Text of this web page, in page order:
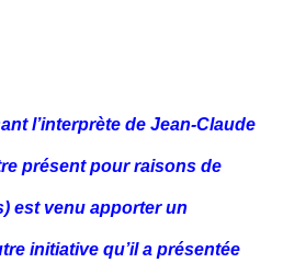
l’interprète de Jean-Claude
présent pour raisons de
est venu apporter un
initiative qu’il a présentée